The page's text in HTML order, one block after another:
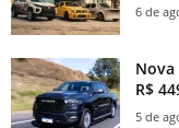
6 de
Nova
R$
5 de